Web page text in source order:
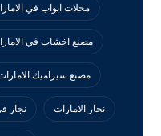
محلات ابواب في
مصنع اخشاب في
مصنع سيراميك
نجار الامارات نجار